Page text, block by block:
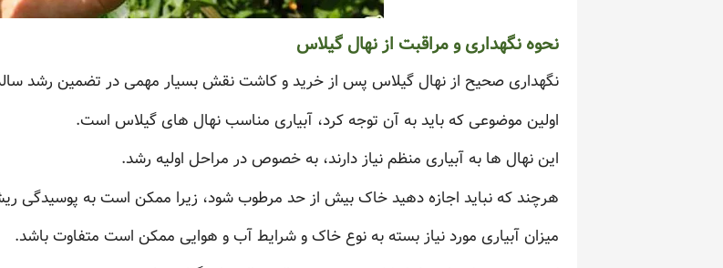
نحوه نگهداری و مراقبت از نهال گیلاس
نگهداری صحیح از نهال گیلاس پس از خرید و کاشت نقش بسیار مهمی در تضمین رشد سالم
اولین موضوعی که باید به آن توجه کرد، آبیاری مناسب نهال های گیلاس است.
این نهال ها به آبیاری منظم نیاز دارند، به خصوص در مراحل اولیه رشد.
هرچند که نباید اجازه دهید خاک بیش از حد مرطوب شود، زیرا ممکن است به پوسیدگی
میزان آبیاری مورد نیاز بسته به نوع خاک و شرایط آب و هوایی ممکن است متفاوت باشد.